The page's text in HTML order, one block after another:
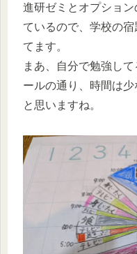
進研ゼミとオプショ
ているので、学校の
てます。
まあ、自分で勉強し
ールの通り、時間は
と思いますね。